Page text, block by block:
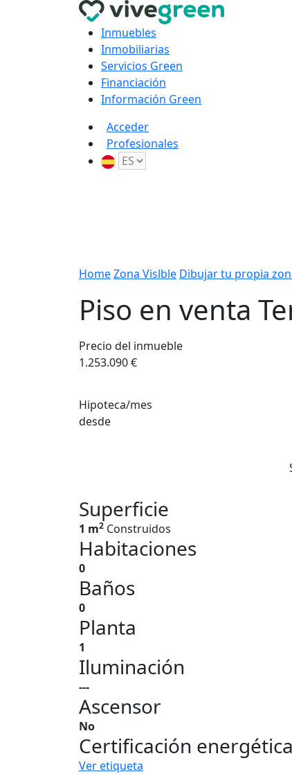
Inmuebles
Inmobiliarias
Servicios Green
Financiación
Información Green
Acceder
Profesionales
HomeZona Vislble Dibujar tu propia
Piso en venta
Precio del inmueble
1.253.090 €
Hipoteca/mes
desde
Superficie
1 m2 Construidos
Habitaciones
0
Baños
0
Planta
1
Iluminación
---
Ascensor
No
Certificación energética
Ver etiqueta